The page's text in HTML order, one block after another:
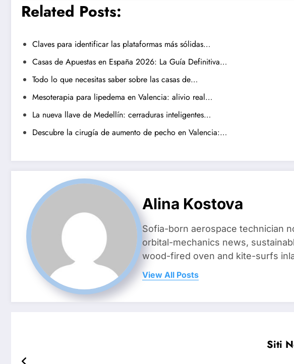
Related Posts:
Claves para identificar las plataformas más sólidas…
Casas de Apuestas en España 2026: La Guía Definitiva…
Todo lo que necesitas saber sobre las casas de…
Mesoterapia para lipedema en Valencia: alivio real…
La nueva llave de Medellín: cerraduras inteligentes…
Descubre la cirugía de aumento de pecho en Valencia:…
Alina Kostova
Sofia-born aerospace technician
orbital-mechanics news,
wood-fired oven and kite-surfs
View All Posts
Siti